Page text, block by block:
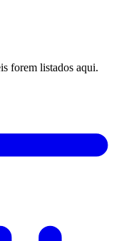
forem listados aqui.